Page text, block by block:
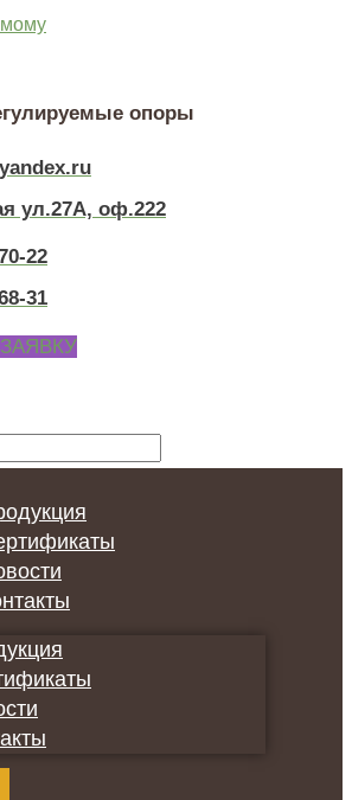
опоры
ул.27А, оф.222
22
31